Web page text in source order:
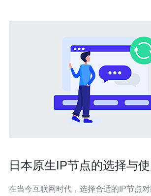
日本原生IP节点的选择与
在当今互联网时代，选择合适的IP节点